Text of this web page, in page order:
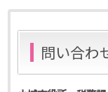
問い合わ